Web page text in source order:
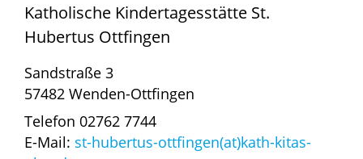
Katholische Kindertagesstätte St.
Hubertus Ottfingen
Sandstraße 3
57482 Wenden-Ottfingen
Telefon 02762 7744
E-Mail: st-hubertus-ottfingen(at)kath-kitas-